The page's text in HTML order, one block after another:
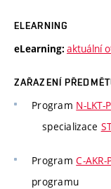
ELEARNING
eLearning: aktuální
ZAŘAZENÍ
Program N-LKT-P
specializace
ProgramC-AKR-
programu